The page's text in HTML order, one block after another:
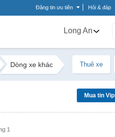
Đăng tin ưu tiên Hỏi & đáp
Long An
Dòng xe khác Thuê xe
Mua tin Vip
1